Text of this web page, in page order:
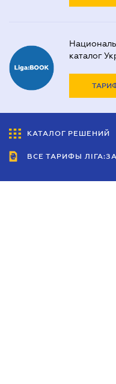
каталог
КАТАЛОГ РЕШЕНИЙ
ВСЕ ТАРИФЫ